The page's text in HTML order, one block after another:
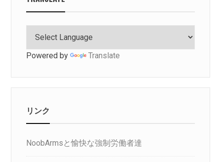
Powered by Translate
リンク
NoobArmsと愉快な強制労働者達